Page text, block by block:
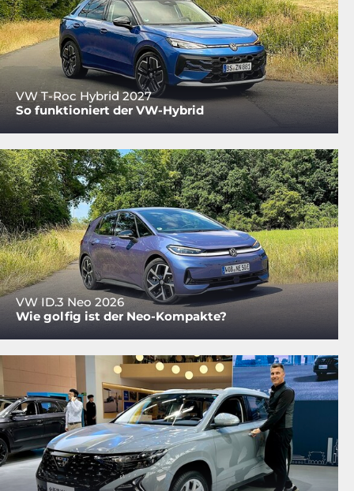
VW T-Roc Hybrid 2027
So funktioniert der VW-Hybrid
VW ID.3 Neo 2026
Wie golfig ist der Neo-Kompakte?